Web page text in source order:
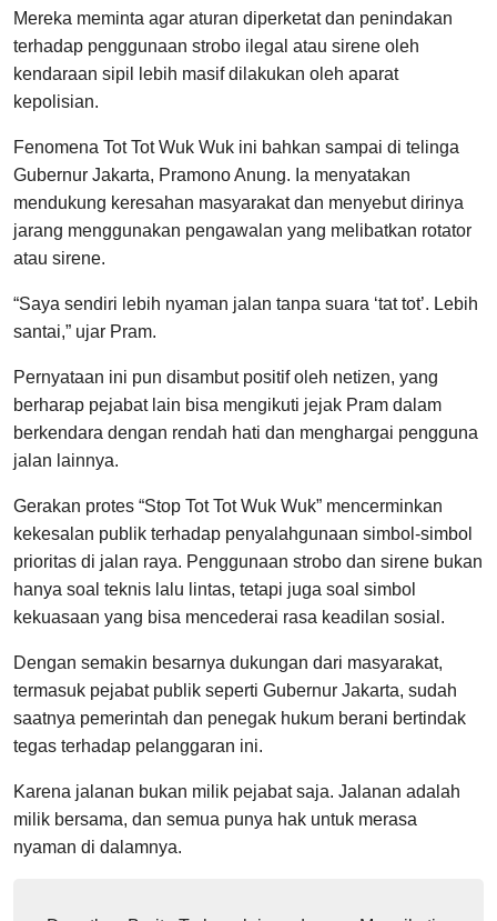
Mereka meminta agar aturan diperketat dan penindakan
terhadap penggunaan strobo ilegal atau sirene oleh
kendaraan sipil lebih masif dilakukan oleh aparat
kepolisian.
Fenomena Tot Tot Wuk Wuk ini bahkan sampai di telinga
Gubernur Jakarta, Pramono Anung. Ia menyatakan
mendukung keresahan masyarakat dan menyebut dirinya
jarang menggunakan pengawalan yang melibatkan rotator
atau sirene.
“Saya sendiri lebih nyaman jalan tanpa suara ‘tat tot’. Lebih
santai,” ujar Pram.
Pernyataan ini pun disambut positif oleh netizen, yang
berharap pejabat lain bisa mengikuti jejak Pram dalam
berkendara dengan rendah hati dan menghargai pengguna
jalan lainnya.
Gerakan protes “Stop Tot Tot Wuk Wuk” mencerminkan
kekesalan publik terhadap penyalahgunaan simbol-simbol
prioritas di jalan raya. Penggunaan strobo dan sirene bukan
hanya soal teknis lalu lintas, tetapi juga soal simbol
kekuasaan yang bisa mencederai rasa keadilan sosial.
Dengan semakin besarnya dukungan dari masyarakat,
termasuk pejabat publik seperti Gubernur Jakarta, sudah
saatnya pemerintah dan penegak hukum berani bertindak
tegas terhadap pelanggaran ini.
Karena jalanan bukan milik pejabat saja. Jalanan adalah
milik bersama, dan semua punya hak untuk merasa
nyaman di dalamnya.